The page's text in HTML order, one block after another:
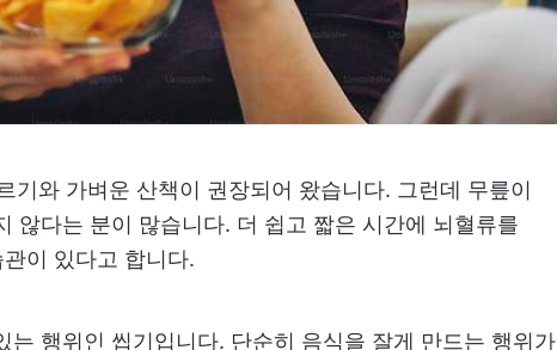
기와 가벼운 산책이 권장되어 왔습니다. 그런데 무릎이
않다는 분이 많습니다. 더 쉽고 짧은 시간에 뇌혈류를
이 있다고 합니다.
는 행위인 씹기입니다. 단순히 음식을 잘게 만드는 행위가